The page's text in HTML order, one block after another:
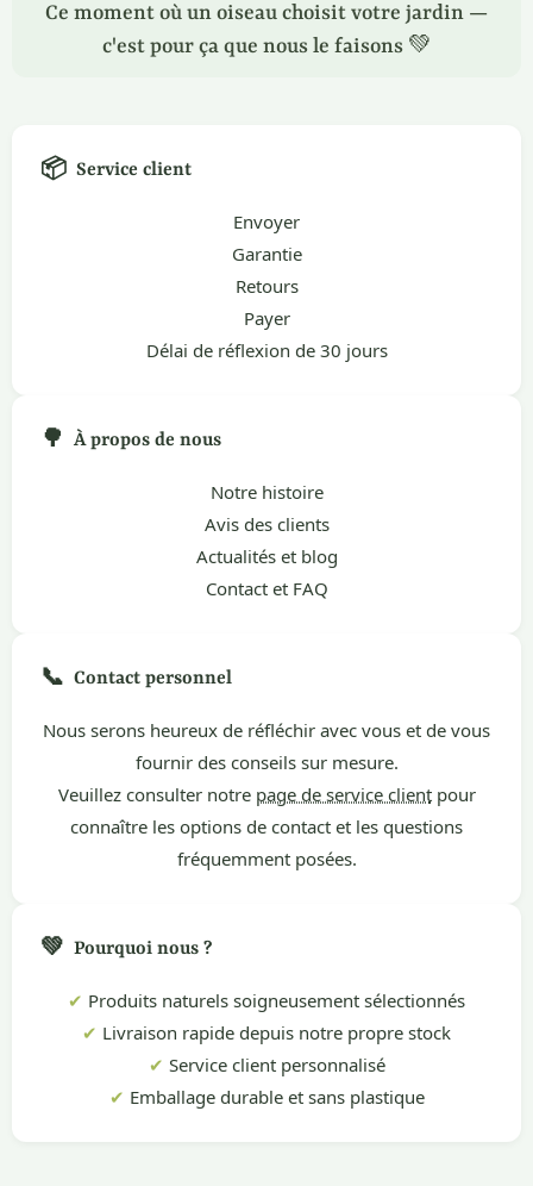
Ce moment où un oiseau choisit votre jardin —
c'est pour ça que nous le faisons 💚
📦 Service client
Envoyer
Garantie
Retours
Payer
Délai de réflexion de 30 jours
🌳 À propos de nous
Notre histoire
Avis des clients
Actualités et blog
Contact et FAQ
📞 Contact personnel
Nous serons heureux de réfléchir avec vous et de vous
fournir des conseils sur mesure.
Veuillez consulter notre page de service clientpour
connaître les options de contact et les questions
fréquemment posées.
💚 Pourquoi nous ?
✔ Produits naturels soigneusement sélectionnés
✔ Livraison rapide depuis notre propre stock
✔ Service client personnalisé
✔ Emballage durable et sans plastique